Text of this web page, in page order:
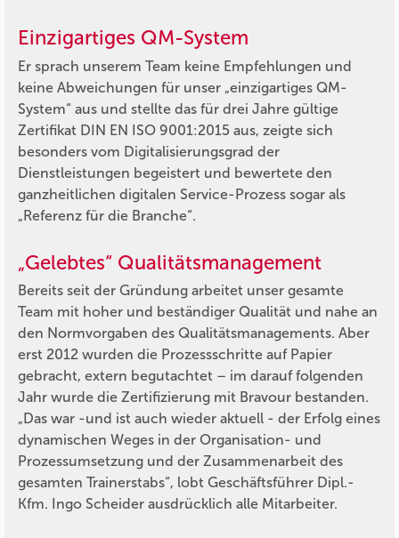
Einzigartiges QM-System
Er sprach unserem Team keine Empfehlungen und
keine Abweichungen für unser „einzigartiges QM-
System“ aus und stellte das für drei Jahre gültige
Zertifikat DIN EN ISO 9001:2015 aus, zeigte sich
besonders vom Digitalisierungsgrad der
Dienstleistungen begeistert und bewertete den
ganzheitlichen digitalen Service-Prozess sogar als
„Referenz für die Branche“.
„Gelebtes“ Qualitätsmanagement
Bereits seit der Gründung arbeitet unser gesamte
Team mit hoher und beständiger Qualität und nahe an
den Normvorgaben des Qualitätsmanagements. Aber
erst 2012 wurden die Prozessschritte auf Papier
gebracht, extern begutachtet – im darauf folgenden
Jahr wurde die Zertifizierung mit Bravour bestanden.
„Das war -und ist auch wieder aktuell - der Erfolg eines
dynamischen Weges in der Organisation- und
Prozessumsetzung und der Zusammenarbeit des
gesamten Trainerstabs“, lobt Geschäftsführer Dipl.-
Kfm. Ingo Scheider ausdrücklich alle Mitarbeiter.